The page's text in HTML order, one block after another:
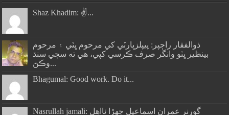
Shaz Khadim: ✌️...
ذوالفقار راڄپر: پيپلزپارٽي کي مرحوم ڀٽي ۽ مرحوم
بينظير ڀٽو وانگر صرف ڪرسي کپي، هي ته سڄي سنڌ
وڪڻ...
Bhagumal: Good work. Do it...
Nasrullah jamali: گورنر عمران اسماعيل جھڙا نااهل